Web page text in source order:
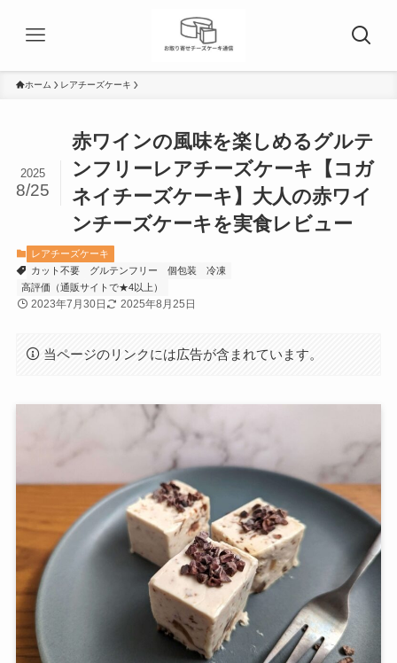
ホーム レアチーズケーキ
赤ワインの風味を楽しめるグルテ
ンフリーレアチーズケーキ【コガ
ネイチーズケーキ】大人の赤ワイ
ンチーズケーキを実食レビュー
2025
8/25
レアチーズケーキ
カット不要
グルテンフリー 個包装
冷凍
高評価（通販サイトで★4以上）
2023年7月30日 2025年8月25日
当ページのリンクには広告が含まれています。